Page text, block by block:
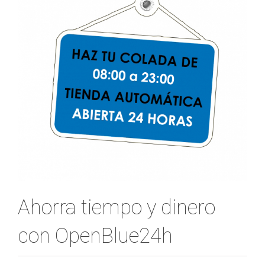
Ahorra tiempo y dinero
con OpenBlue24h